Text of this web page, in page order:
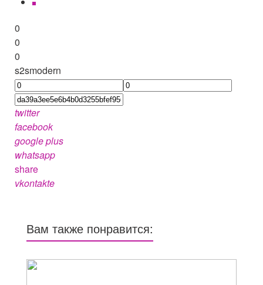
0
0
0
s2smodern
twitter
facebook
google plus
whatsapp
share
vkontakte
Вам также понравится: